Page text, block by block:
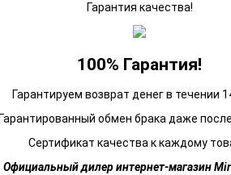
Гарантия качества!
100% Гарантия!
Гарантируем возврат денег в течении
Гарантированный обмен брака даже
Сертификат качества к каждому
Официальный дилер интернет-магазин